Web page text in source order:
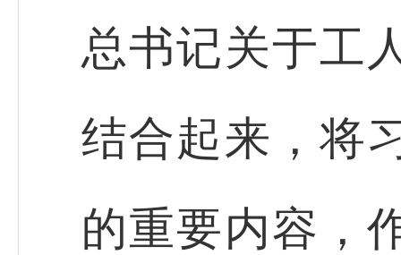
总书记关于工
结合起来，将
的重要内容，